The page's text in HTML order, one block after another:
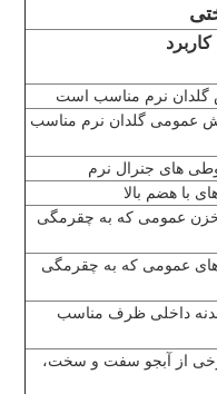
کاربرد
گلدان نرم مناسب است
های جنرال نرم
با هضم بالا